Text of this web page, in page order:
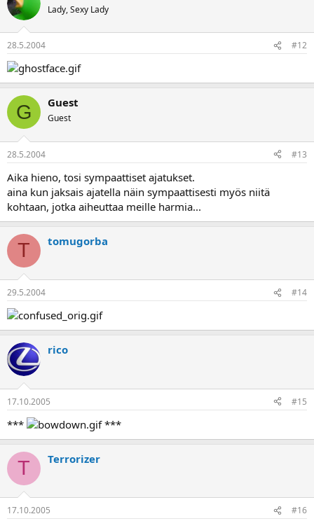
Lady, Sexy Lady
28.5.2004 #12
G Guest
Guest
28.5.2004 #13
Aika hieno, tosi sympaattiset ajatukset.
aina kun jaksais ajatella näin sympaattisesti myös niitä
kohtaan, jotka aiheuttaa meille harmia...
T tomugorba
29.5.2004 #14
rico
17.10.2005 #15
*** ***
T Terrorizer
17.10.2005 #16